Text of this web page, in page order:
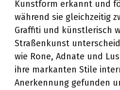
Kunstform erkannt und
während sie gleichzeitig
Graffiti und künstlerisch
Straßenkunst
wie Rone, Adnate und
ihre markanten Stile
Anerkennung gefunden